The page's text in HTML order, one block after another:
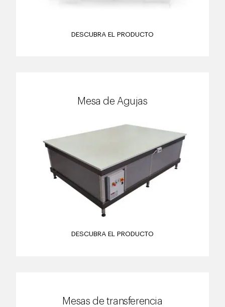
DESCUBRA EL PRODUCTO
Mesa de Agujas
DESCUBRA EL PRODUCTO
Mesas de transferencia